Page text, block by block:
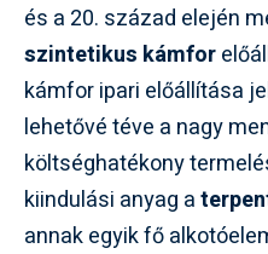
és a 20. század elején
szintetikus kámfor
kámfor ipari előállítása
lehetővé téve a nagy
költséghatékony
kiindulási anyag a
annak egyik fő